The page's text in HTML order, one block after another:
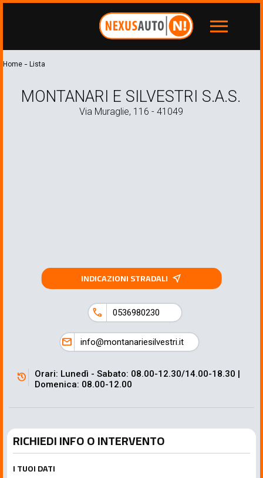
menu
Home - Lista
MONTANARI E SILVESTRI S.A.S.
Via Muraglie, 116 - 41049
INDICAZIONI STRADALI near_me
call 0536980230
mail info@montanariesilvestri.it
history
Orari: Lunedì - Sabato: 08.00-12.30/14.00-18.30 |
Domenica: 08.00-12.00
RICHIEDI INFO O INTERVENTO
I TUOI DATI